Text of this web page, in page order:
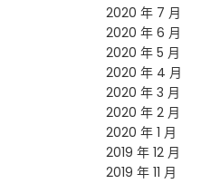
2020 年 7 月
2020 年 6 月
2020 年 5 月
2020 年 4 月
2020 年 3 月
2020 年 2 月
2020 年 1 月
2019 年 12 月
2019 年 11 月